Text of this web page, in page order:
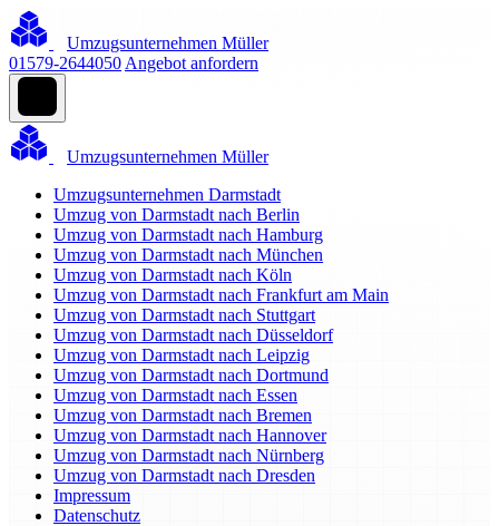
Umzugsunternehmen Müller
01579-2644050 Angebot anfordern
Umzugsunternehmen Müller
Umzugsunternehmen Darmstadt
Umzug von Darmstadt nach Berlin
Umzug von Darmstadt nach Hamburg
Umzug von Darmstadt nach München
Umzug von Darmstadt nach Köln
Umzug von Darmstadt nach Frankfurt am Main
Umzug von Darmstadt nach Stuttgart
Umzug von Darmstadt nach Düsseldorf
Umzug von Darmstadt nach Leipzig
Umzug von Darmstadt nach Dortmund
Umzug von Darmstadt nach Essen
Umzug von Darmstadt nach Bremen
Umzug von Darmstadt nach Hannover
Umzug von Darmstadt nach Nürnberg
Umzug von Darmstadt nach Dresden
Impressum
Datenschutz